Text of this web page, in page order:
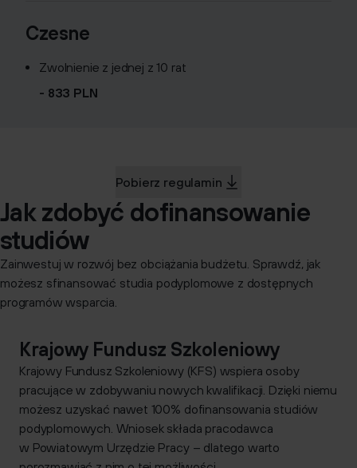
Czesne
Zwolnienie z jednej z 10 rat
- 833 PLN
Pobierz regulamin
Jak zdobyć dofinansowanie
studiów
Zainwestuj w rozwój bez obciążania budżetu. Sprawdź, jak
możesz sfinansować studia podyplomowe z dostępnych
programów wsparcia.
Krajowy Fundusz Szkoleniowy
Krajowy Fundusz Szkoleniowy (KFS) wspiera osoby
pracujące w zdobywaniu nowych kwalifikacji. Dzięki niemu
możesz uzyskać nawet 100% dofinansowania studiów
podyplomowych . Wniosek składa pracodawca
w Powiatowym Urzędzie Pracy – dlatego warto